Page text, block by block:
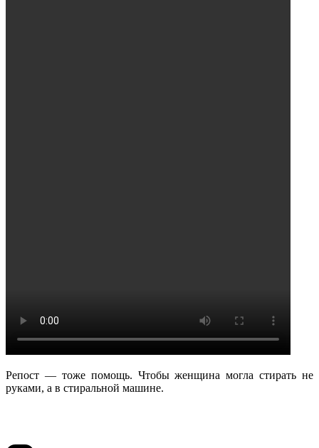
Репост — тоже помощь. Чтобы женщина могла стирать не
руками, а в стиральной машине.